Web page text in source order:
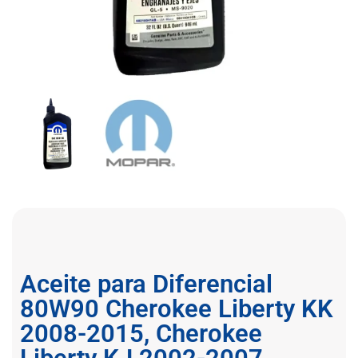
Aceite para Diferencial
80W90 Cherokee Liberty KK
2008-2015, Cherokee